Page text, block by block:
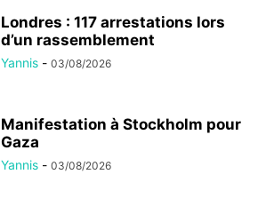
Londres : 117 arrestations lors
d’un rassemblement
Yannis - 03/08/2026
Manifestation à Stockholm pour
Gaza
Yannis - 03/08/2026